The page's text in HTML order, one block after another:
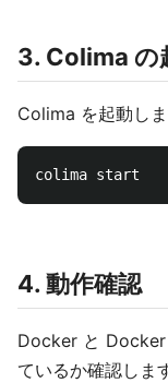
3. Colima の
Colima を起動しま
4. 動作確認
Docker と
ているか確認しま